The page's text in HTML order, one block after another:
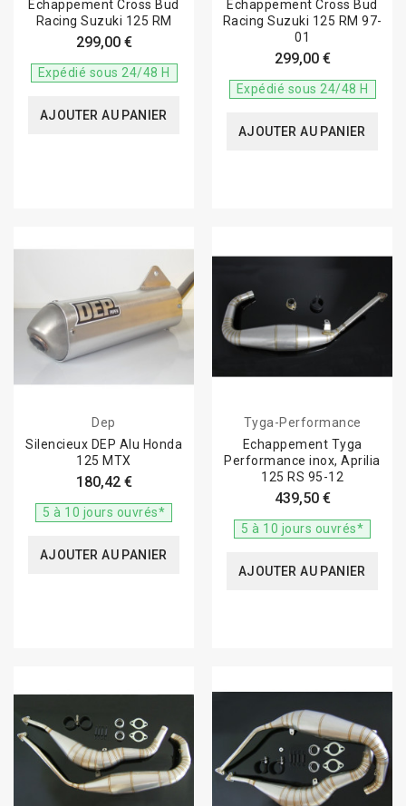
Echappement Cross Bud
Racing Suzuki 125 RM
299,00 €
Expédié sous 24/48 H
AJOUTER AU PANIER
Echappement Cross Bud
Racing Suzuki 125 RM 97-
01
299,00 €
Expédié sous 24/48 H
AJOUTER AU PANIER
Dep
Silencieux DEP Alu Honda
125 MTX
180,42 €
5 à 10 jours ouvrés*
AJOUTER AU PANIER
Tyga-Performance
Echappement Tyga
Performance inox, Aprilia
125 RS 95-12
439,50 €
5 à 10 jours ouvrés*
AJOUTER AU PANIER